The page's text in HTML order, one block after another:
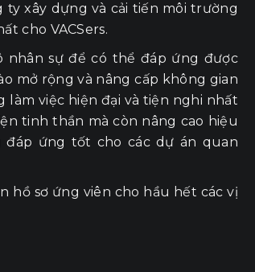
xây dựng và cải tiến môi trường
cho VACSers.
sự để có thể đáp ứng được
mở rộng và nâng cấp không gian
làm việc hiện đại và tiện nghi nhất
tinh thần mà còn nâng cao hiệu
đáp ứng tốt cho các dự án quan
hồ sơ ứng viên cho hầu hết các vị